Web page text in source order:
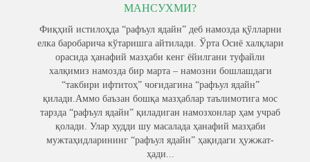
МАНСУХМИ?
Фиқҳий истилоҳда “рафъул ядайн” деб намозда қўлларни
елка баробарича кўтаришга айтилади. Ўрта Осиё халқлари
орасида ҳанафий мазҳаби кенг ёйилгани туфайли
халқимиз намозда бир марта – намозни бошлашдаги
“такбири ифтитоҳ” чоғидагина “рафъул ядайн”
қилади.Аммо баъзан бошқа мазҳаблар таълимотига мос
тарзда “рафъул ядайн” қиладиган намозхонлар ҳам учраб
қолади. Улар худди шу масалада ҳанафий мазҳаби
мужтаҳидларининг “рафъул ядайн” ҳақидаги ҳужжат-
ҳади...